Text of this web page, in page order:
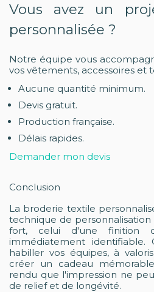
Vous avez un
personnalisée ?
Notre équipe vous
vos vêtements, accessoires et
Aucune quantité minimum.
Devis gratuit.
Production française.
Délais rapides.
Demander mon devis
Conclusion
La broderie textile
technique de
fort, celui d'une finition
immédiatement identifiable.
habiller vos équipes, à
créer un cadeau
rendu que l'impression ne
de relief et de longévité.